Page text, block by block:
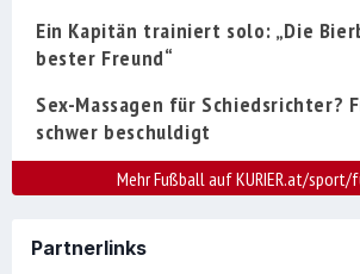
Ein Kapitän trainiert solo: „Die
bester Freund“
Sex-Massagen für Schiedsrichter?
schwer beschuldigt
Mehr Fußball auf KURIER.at/
Partnerlinks